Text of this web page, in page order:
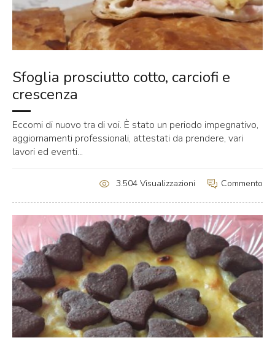
Sfoglia prosciutto cotto, carciofi e
crescenza
Eccomi di nuovo tra di voi. È stato un periodo impegnativo,
aggiornamenti professionali, attestati da prendere, vari
lavori ed eventi...
Commento
3.504 Visualizzazioni